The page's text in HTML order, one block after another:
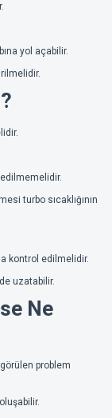
yol açabilir.
turbo sıcaklığının
kontrol edilmelidir.
uzatabilir.
Ne
problem